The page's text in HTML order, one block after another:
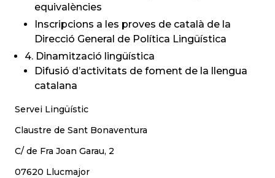
equivalències
Inscripcions a les proves de català de la
Direcció General de Política Lingüística
4. Dinamització lingüística
Difusió d’activitats de foment de la llengua
catalana
Servei Lingüístic
Claustre de Sant Bonaventura
C/ de Fra Joan Garau, 2
07620 Llucmajor